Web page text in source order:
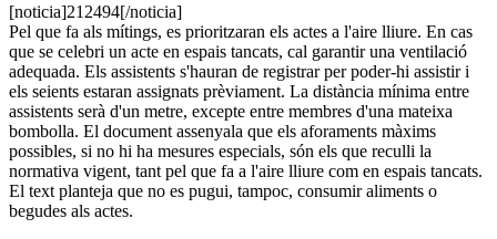
[noticia]212494[/noticia]
Pel que fa als mítings, es prioritzaran els actes a l'aire lliure. En cas
que se celebri un acte en espais tancats, cal garantir una ventilació
adequada. Els assistents s'hauran de registrar per poder-hi assistir i
els seients estaran assignats prèviament. La distància mínima entre
assistents serà d'un metre, excepte entre membres d'una mateixa
bombolla. El document assenyala que els aforaments màxims
possibles, si no hi ha mesures especials, són els que reculli la
normativa vigent, tant pel que fa a l'aire lliure com en espais tancats.
El text planteja que no es pugui, tampoc, consumir aliments o
begudes als actes.